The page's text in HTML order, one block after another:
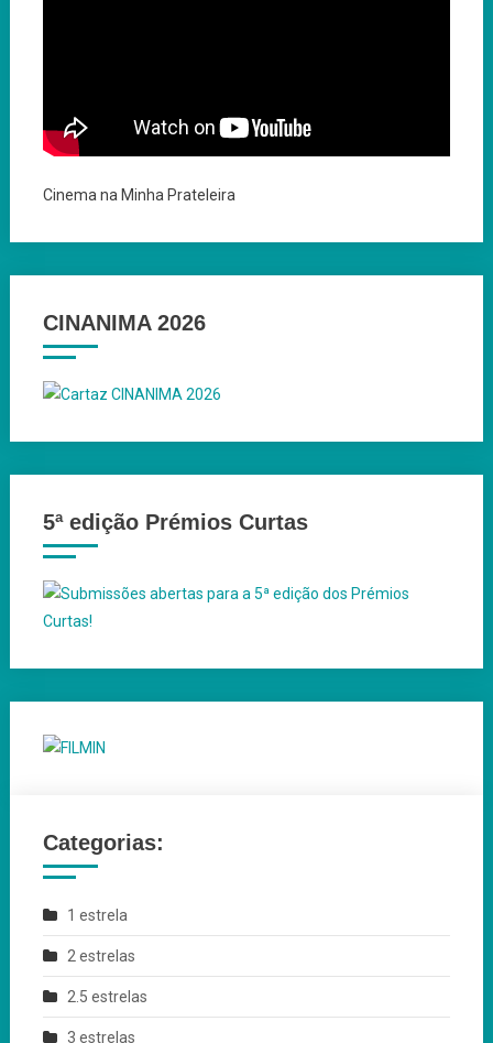
Cinema na Minha Prateleira
CINANIMA 2026
5ª edição Prémios Curtas
Categorias:
1 estrela
2 estrelas
2.5 estrelas
3 estrelas